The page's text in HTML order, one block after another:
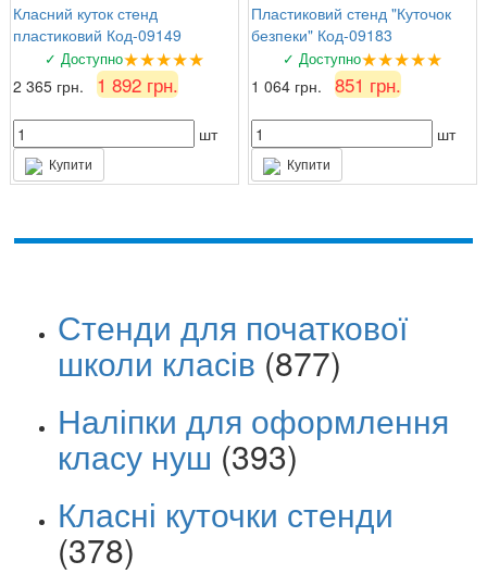
Класний куток стенд
пластиковий Код-09149
✓ Доступно★★★★★
2 365 грн. 1 892 грн.
шт
Купити
Пластиковий стенд "Куточок
безпеки" Код-09183
✓ Доступно★★★★★
1 064 грн. 851 грн.
шт
Купити
Стенди для початкової
школи класів (877)
Наліпки для оформлення
класу нуш (393)
Класні куточки стенди
(378)